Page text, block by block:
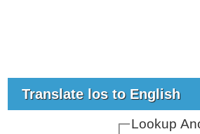
Translate los to English
Lookup